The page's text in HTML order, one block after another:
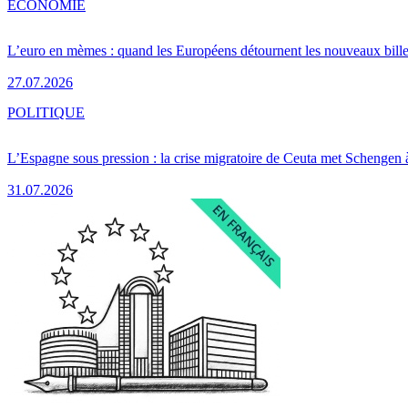
L’euro en mèmes : quand les Européens détournent les nouveaux
27.07.2026
ÉCONOMIE
L’Espagne sous pression : la crise migratoire de Ceuta met Schengen
31.07.2026
POLITIQUE